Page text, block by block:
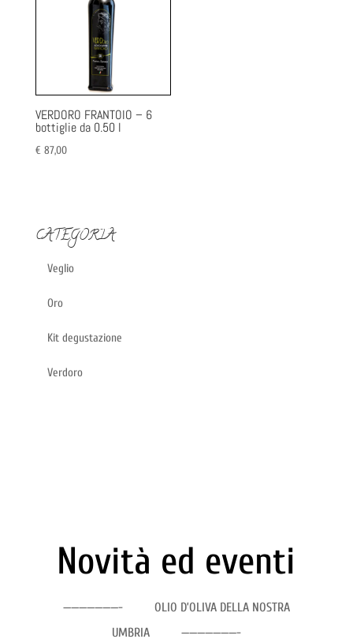
VERDORO FRANTOIO – 6
bottiglie da 0.50 l
€87,00
CATEGORIA
Veglio
Oro
Kit degustazione
Verdoro
Novità ed eventi
———————- OLIO D’OLIVA DELLA NOSTRA
UMBRIA ———————-